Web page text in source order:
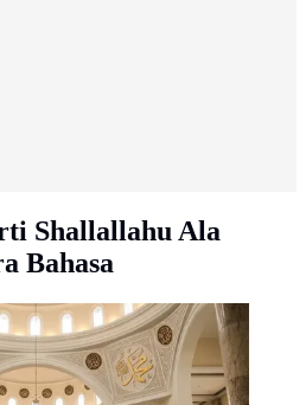
Shallallahu Ala
Bahasa
(AI Generated)